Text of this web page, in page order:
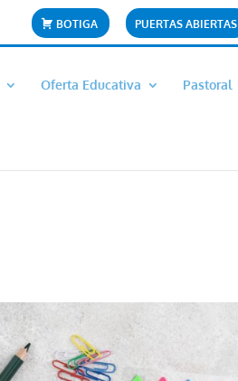
BOTIGA PUERTAS ABIERTAS
Oferta Educativa Pastoral